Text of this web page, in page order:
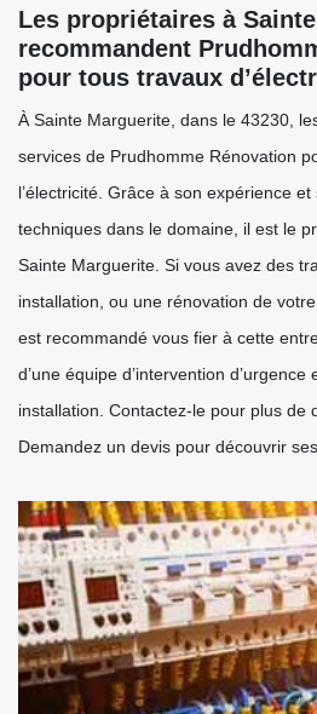
Les propriétaires à
recommandent
pour tous travaux
À Sainte Marguerite, dans le 43230,
services de Prudhomme Rénovation
l’électricité. Grâce à son expérience
techniques dans le domaine, il est le
Sainte Marguerite. Si vous avez des
installation, ou une rénovation de
est recommandé vous fier à cette
d’une équipe d’intervention
installation. Contactez-le pour plus de
Demandez un devis pour découvrir